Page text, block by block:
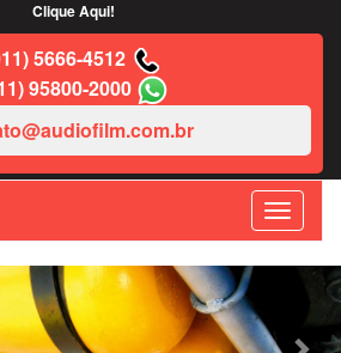
Clique Aqui!
5666-4512
95800-2000